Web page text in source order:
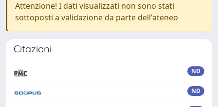
Attenzione! I dati visualizzati non sono stati
sottoposti a validazione da parte dell'ateneo
Citazioni
ND
ND